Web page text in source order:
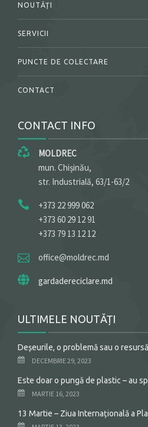
NOUTĂȚI
SERVICII
PUNCTE DE COLECTARE
CONTACT
CONTACT INFO
MOLDREC
mun. Chișinău,
str. Industrială, 63/1-63/2
+373 22 999 062
+373 60 29 12 91
+373 79 13 12 12
office@moldrec.md
gardadereciclare.md
ULTIMELE NOUTĂȚI
Deșeurile, o problemă sau o
DECEMBRIE 29, 2023
Este doar o pungă de plastic – au
MARTIE 16, 2023
13 Martie – Ziua Internațională a